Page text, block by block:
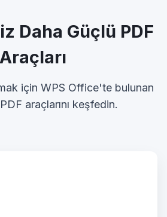
Daha Güçlü PDF
Araçları
için WPS Office'te bulunan
araçlarını keşfedin.